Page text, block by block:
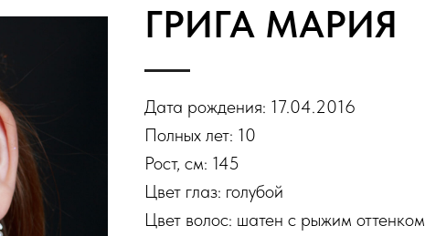
ГРИГА МАРИЯ
Дата рождения: 17.04.2016
Полных лет: 10
Рост, см: 145
Цвет глаз: голубой
Цвет волос: шатен с рыжим оттенком